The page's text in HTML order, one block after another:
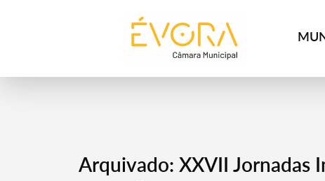
Arquivado: XXVII Jornadas